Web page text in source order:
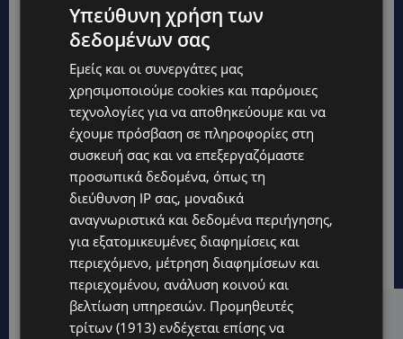
Hot this week
Υπεύθυνη χρήση των
δεδομένων σας
Εμείς και οι συνεργάτες μας
χρησιμοποιούμε cookies και παρόμοιες
τεχνολογίες για να αποθηκεύουμε και να
έχουμε πρόσβαση σε πληροφορίες στη
συσκευή σας και να επεξεργαζόμαστε
προσωπικά δεδομένα, όπως τη
διεύθυνση IP σας, μοναδικά
αναγνωριστικά και δεδομένα περιήγησης,
για εξατομικευμένες διαφημίσεις και
περιεχόμενο, μέτρηση διαφημίσεων και
περιεχομένου, ανάλυση κοινού και
βελτίωση υπηρεσιών. Προμηθευτές
τρίτων (1913) ενδέχεται επίσης να